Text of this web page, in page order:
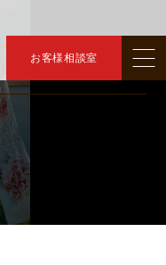
お客様相談室
チ
＆ランチ